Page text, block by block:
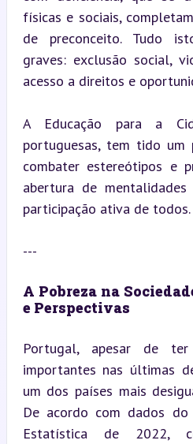
físicas e sociais,
de preconceito. Tudo
graves: exclusão social,
acesso a direitos e
A Educação para a
portuguesas, tem tido um
combater estereótipos e
abertura de
participação ativa de todos.
---
A Pobreza na
e Perspectivas
Portugal, apesar de ter
importantes nas últimas
um dos países mais
De acordo com dados
Estatística de 2022,